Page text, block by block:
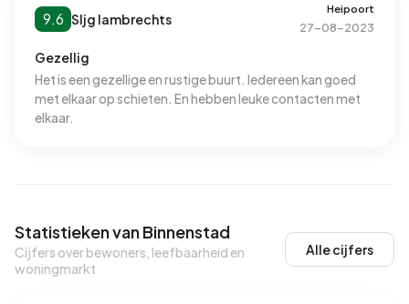
9.6 Sljg lambrechts
Heipoort
27-08-2023
Gezellig
Het is een gezellige en rustige buurt. Iedereen kan goed
met elkaar op schieten. En hebben leuke contacten met
elkaar.
Statistieken van Binnenstad
Cijfers over bewoners, leefbaarheid en
woningmarkt
Alle cijfers